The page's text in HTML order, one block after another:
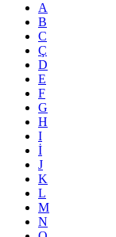
A
B
C
Ç
D
E
F
G
H
I
İ
J
K
L
M
N